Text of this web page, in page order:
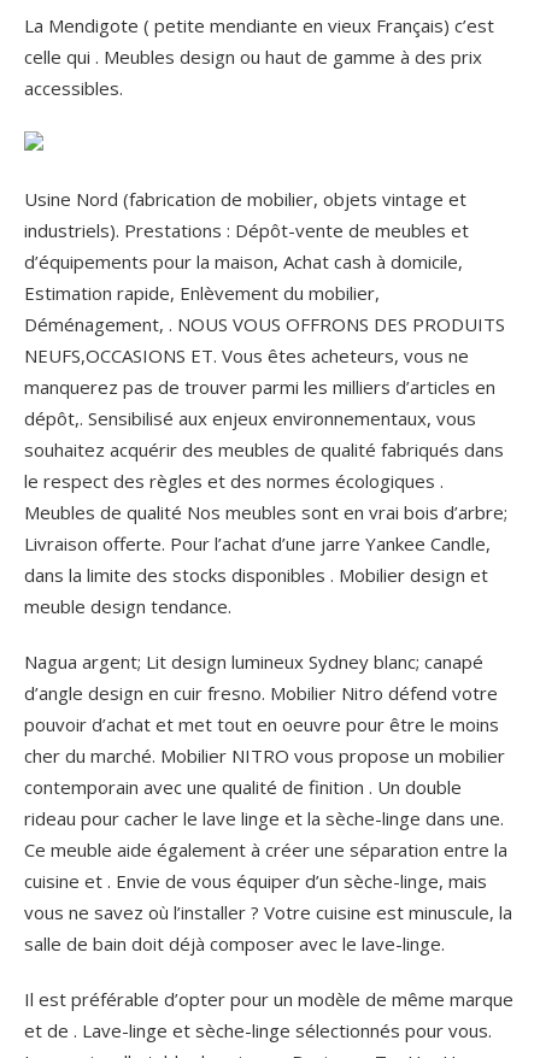
La Mendigote ( petite mendiante en vieux Français) c’est
celle qui . Meubles design ou haut de gamme à des prix
accessibles.
Usine Nord (fabrication de mobilier, objets vintage et
industriels). Prestations : Dépôt-vente de meubles et
d’équipements pour la maison, Achat cash à domicile,
Estimation rapide, Enlèvement du mobilier,
Déménagement, . NOUS VOUS OFFRONS DES PRODUITS
NEUFS,OCCASIONS ET. Vous êtes acheteurs, vous ne
manquerez pas de trouver parmi les milliers d’articles en
dépôt,. Sensibilisé aux enjeux environnementaux, vous
souhaitez acquérir des meubles de qualité fabriqués dans
le respect des règles et des normes écologiques .
Meubles de qualité Nos meubles sont en vrai bois d’arbre;
Livraison offerte. Pour l’achat d’une jarre Yankee Candle,
dans la limite des stocks disponibles . Mobilier design et
meuble design tendance.
Nagua argent; Lit design lumineux Sydney blanc; canapé
d’angle design en cuir fresno. Mobilier Nitro défend votre
pouvoir d’achat et met tout en oeuvre pour être le moins
cher du marché. Mobilier NITRO vous propose un mobilier
contemporain avec une qualité de finition . Un double
rideau pour cacher le lave linge et la sèche-linge dans une.
Ce meuble aide également à créer une séparation entre la
cuisine et . Envie de vous équiper d’un sèche-linge, mais
vous ne savez où l’installer ? Votre cuisine est minuscule, la
salle de bain doit déjà composer avec le lave-linge.
Il est préférable d’opter pour un modèle de même marque
et de . Lave-linge et sèche-linge sélectionnés pour vous.